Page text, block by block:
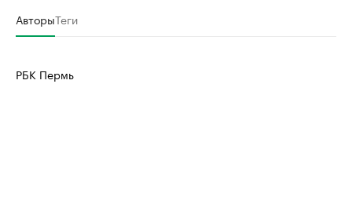
АвторыТеги
РБК Пермь